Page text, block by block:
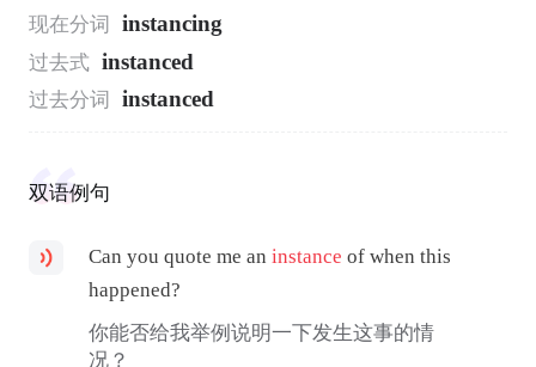
现在分词 instancing
过去式 instanced
过去分词 instanced
双语例句
Can you quote me aninstance of when this
happened?
你能否给我举例说明一下发生这事的情
况？